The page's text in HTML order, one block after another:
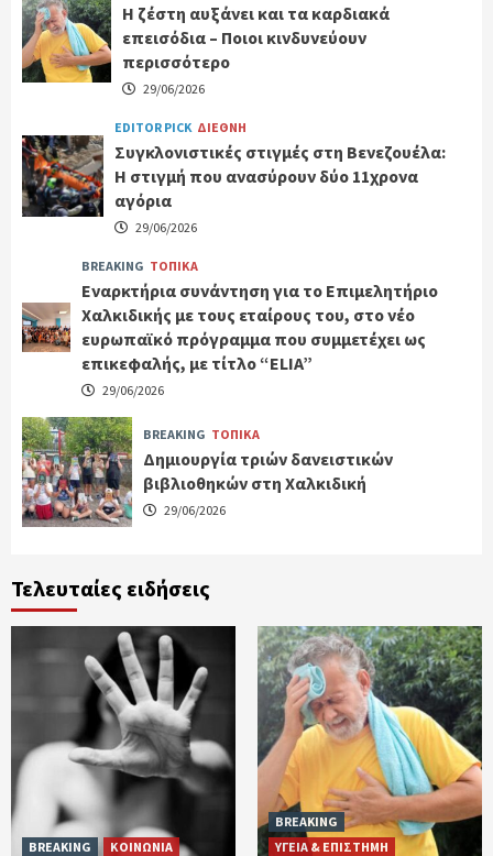
Η ζέστη αυξάνει και τα καρδιακά
επεισόδια – Ποιοι κινδυνεύουν
περισσότερο
29/06/2026
EDITOR PICK ΔΙΕΘΝΗ
Συγκλονιστικές στιγμές στη Βενεζουέλα:
Η στιγμή που ανασύρουν δύο 11χρονα
αγόρια
29/06/2026
BREAKING ΤΟΠΙΚΑ
Εναρκτήρια συνάντηση για το Επιμελητήριο
Χαλκιδικής με τους εταίρους του, στο νέο
ευρωπαϊκό πρόγραμμα που συμμετέχει ως
επικεφαλής, με τίτλο “ELIA”
29/06/2026
BREAKING ΤΟΠΙΚΑ
Δημιουργία τριών δανειστικών
βιβλιοθηκών στη Χαλκιδική
29/06/2026
Τελευταίες ειδήσεις
BREAKING ΚΟΙΝΩΝΙΑ
BREAKING
ΥΓΕΙΑ & ΕΠΙΣΤΗΜΗ